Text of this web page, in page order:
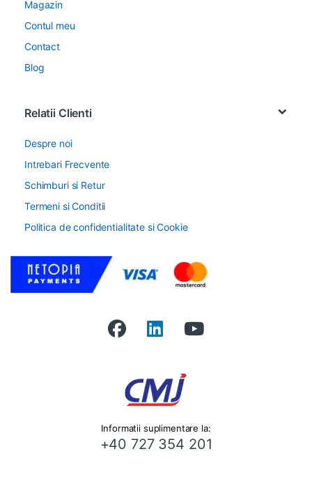
Magazin
Contul meu
Contact
Blog
Relatii Clienti
Despre noi
Intrebari Frecvente
Schimburi si Retur
Termeni si Conditii
Politica de confidentialitate si Cookie
Informatii suplimentare la:
+40 727 354 201